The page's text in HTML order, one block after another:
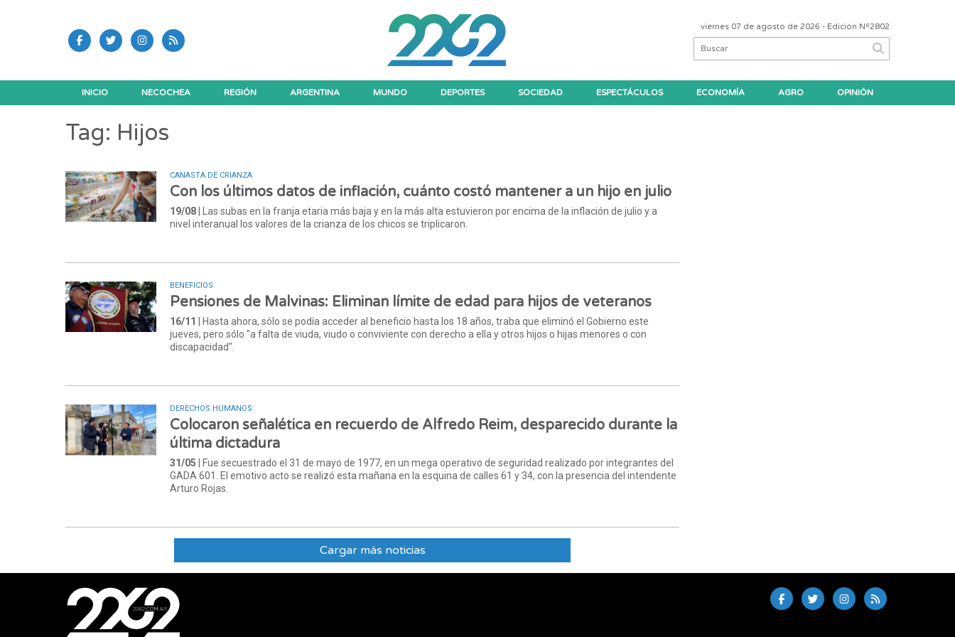
viernes 07 de agosto de 2026 - Edición Nº2802
INICIO NECOCHEA REGIÓN ARGENTINA MUNDO DEPORTES SOCIEDAD ESPECTÁCULOS ECONOMÍA AGRO OPINIÓN
Tag: Hijos
CANASTA DE CRIANZA
Con los últimos datos de inflación, cuánto costó mantener a un hijo en julio
19/08 | Las subas en la franja etaria más baja y en la más alta estuvieron por encima de la inflación de julio y a
nivel interanual los valores de la crianza de los chicos se triplicaron.
BENEFICIOS
Pensiones de Malvinas: Eliminan límite de edad para hijos de veteranos
16/11
| Hasta ahora, sólo se podía acceder al beneficio hasta los 18 años, traba que eliminó el Gobierno este
jueves, pero sólo "a falta de viuda, viudo o conviviente con derecho a ella y otros hijos o hijas menores o con
discapacidad".
DERECHOS HUMANOS
Colocaron señalética en recuerdo de Alfredo Reim, desparecido durante la
última dictadura
31/05 | Fue secuestrado el 31 de mayo de 1977, en un mega operativo de seguridad realizado por integrantes del
GADA 601. El emotivo acto se realizó esta mañana en la esquina de calles 61 y 34, con la presencia del intendente
Arturo Rojas.
Cargar más noticias